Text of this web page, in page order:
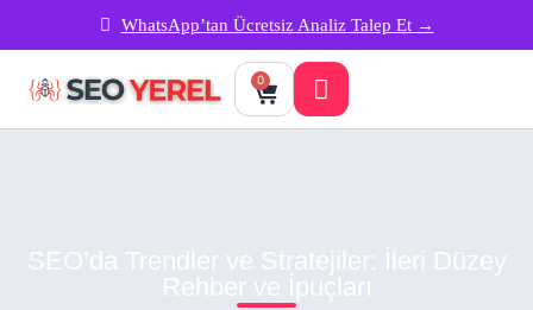
WhatsApp’tan Ücretsiz Analiz Talep Et →
0
SEO’da Trendler ve Stratejiler: İleri Düzey
Rehber ve İpuçları